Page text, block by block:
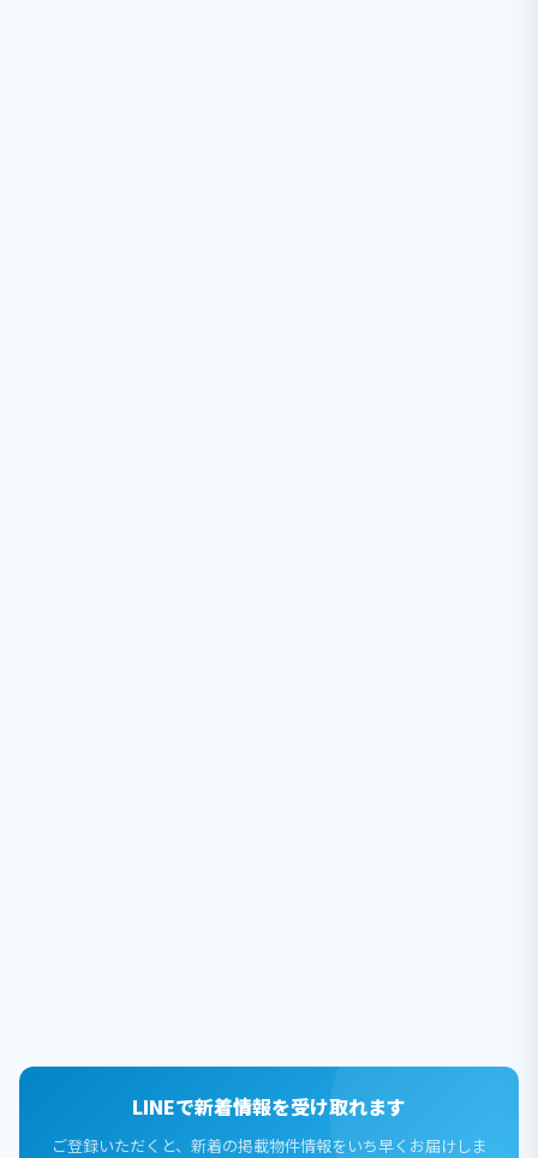
LINEで新着情報を受け取れます
ご登録いただくと、新着の掲載物件情報をいち早くお届けしま